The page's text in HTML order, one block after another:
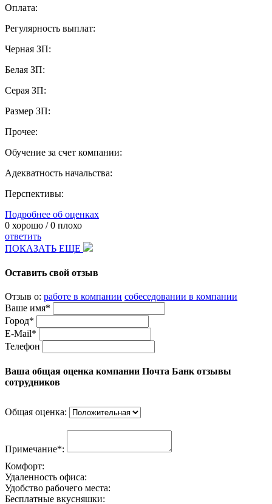
Оплата:
Регулярность выплат:
Черная ЗП:
Белая ЗП:
Серая ЗП:
Размер ЗП:
Прочее:
Обучение за счет компании:
Адекватность начальства:
Перспективы:
Подробнее об оценках
0 хорошо /0 плохо
ответить
ПОКАЗАТЬ ЕЩЕ
Оставить свой отзыв
Отзыв о: работе в компании собеседовании в компании
Ваше имя*
Город*
E-Mail*
Телефон
Ваша общая оценка компании Почта Банк отзывы
сотрудников
Общая оценка:
Примечание*:
Комфорт:
Удаленность офиса:
Удобство рабочего места:
Бесплатные вкусняшки: